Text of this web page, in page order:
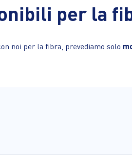
per la
noi per la fibra, prevediamo solo